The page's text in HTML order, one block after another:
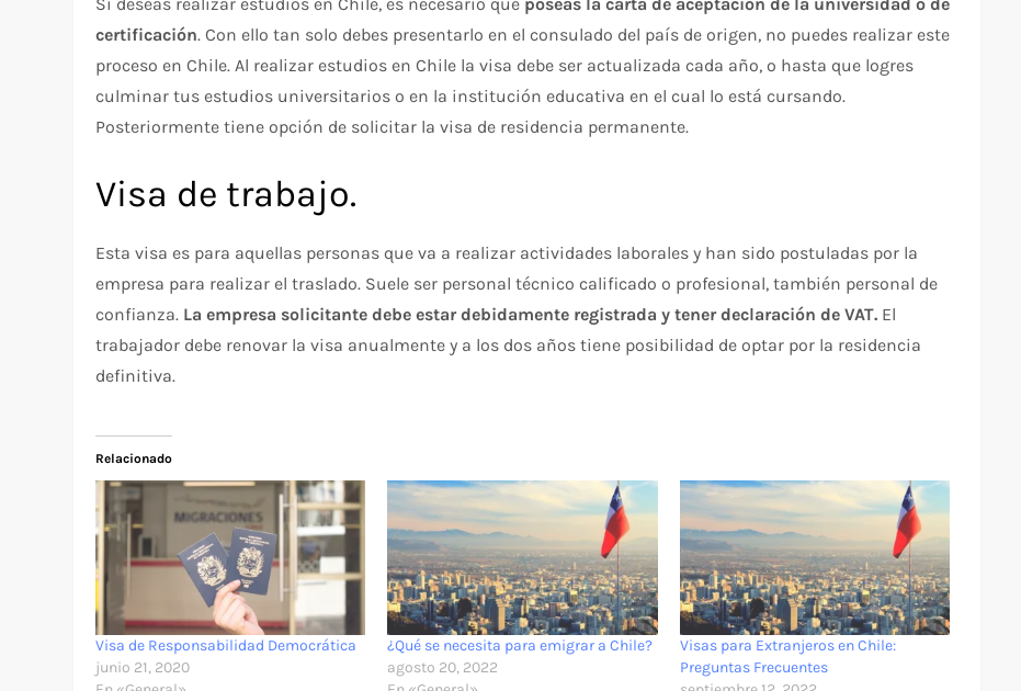
certificación. Con ello tan solo debes presentarlo en el consulado del país de origen, no puedes realizar este
proceso en Chile. Al realizar estudios en Chile la visa debe ser actualizada cada año, o hasta que logres
culminar tus estudios universitarios o en la institución educativa en el cual lo está cursando.
Posteriormente tiene opción de solicitar la visa de residencia permanente.
Visa de trabajo.
Esta visa es para aquellas personas que va a realizar actividades laborales y han sido postuladas por la
empresa para realizar el traslado. Suele ser personal técnico calificado o profesional, también personal de
confianza. La empresa solicitante debe estar debidamente registrada y tener declaración de VAT. El
trabajador debe renovar la visa anualmente y a los dos años tiene posibilidad de optar por la residencia
definitiva.
Relacionado
Visa de Responsabilidad Democrática
junio 21, 2020
¿Qué se necesita para emigrar a Chile?
agosto 20, 2022
Visas para Extranjeros en Chile:
Preguntas Frecuentes